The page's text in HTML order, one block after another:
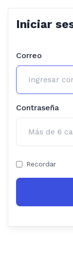
Iniciar
Correo
Contraseña
Recordar